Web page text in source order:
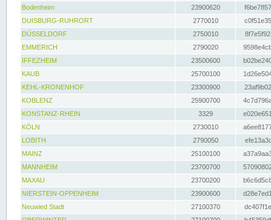
Bodenheim
23900620
DUISBURG-RUHRORT
2770010
DÜSSELDORF
2750010
EMMERICH
2790020
IFFEZHEIM
23500600
KAUB
25700100
KEHL-KRONENHOF
23300900
KOBLENZ
25900700
KONSTANZ-RHEIN
3329
KÖLN
2730010
LOBITH
2790050
MAINZ
25100100
MANNHEIM
23700700
MAXAU
23700200
NIERSTEIN-OPPENHEIM
23900600
Neuwied Stadt
27100370